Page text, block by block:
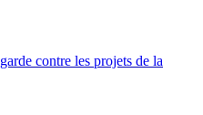
contre les projets de la